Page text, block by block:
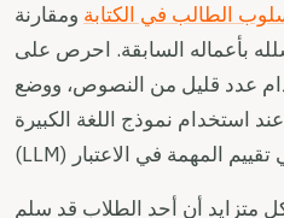
الطالب في الكتابة ومقارنة
بأعماله السابقة. احرص على
عدد قليل من النصوص، ووضع
استخدام نموذج اللغة الكبيرة
متزايد أن أحد الطلاب قد سلم